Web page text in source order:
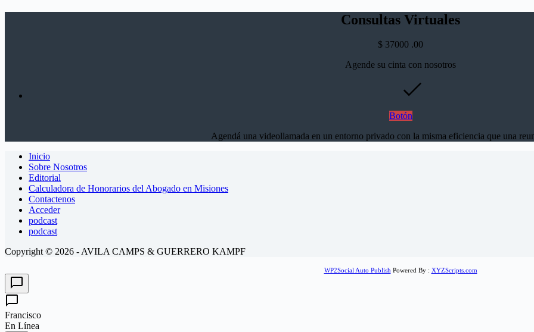
Consultas Virtuales
$ 37000 .00
Agende su cinta con nosotros
Botón
Agendá una videollamada en un entorno privado con la misma eficiencia que una
Inicio
Sobre Nosotros
Editorial
Calculadora de Honorarios del Abogado en Misiones
Contactenos
Acceder
podcast
podcast
Copyright © 2026 - AVILA CAMPS & GUERRERO KAMPF
WP2Social Auto PublishPowered By : XYZScripts.com
Francisco
En Línea